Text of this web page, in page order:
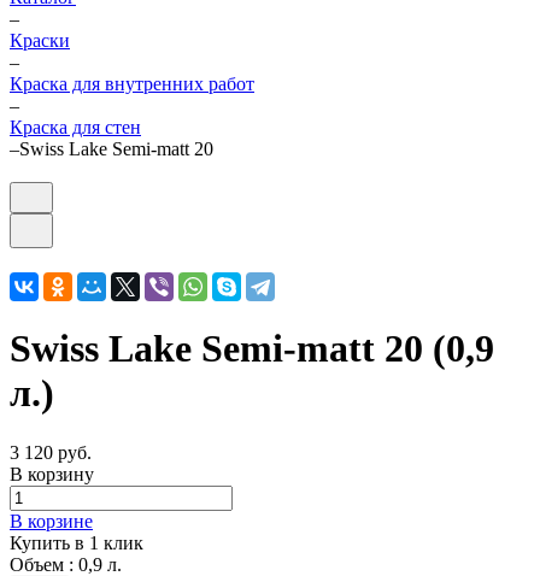
–
Краски
–
Краска для внутренних работ
–
Краска для стен
–Swiss Lake Semi-matt 20
Swiss Lake Semi-matt 20 (0,9
л.)
3 120 руб.
В корзину
В корзине
Купить в 1 клик
Объем : 0,9 л.